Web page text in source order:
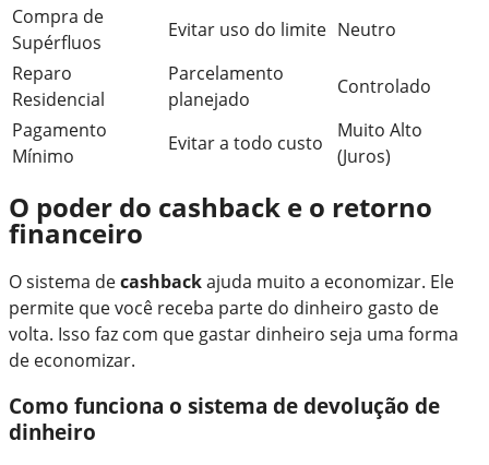
Compra de
Supérfluos
Evitar uso do limite Neutro
Reparo
Residencial
Parcelamento
planejado
Controlado
Pagamento
Mínimo
Evitar a todo custo
Muito Alto
(Juros)
O poder do cashback e o retorno
financeiro
O sistema decashbackajuda muito a economizar. Ele
permite que você receba parte do dinheiro gasto de
volta. Isso faz com que gastar dinheiro seja uma forma
de economizar.
Como funciona o sistema de devolução de
dinheiro